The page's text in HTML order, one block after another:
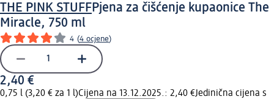
THE PINK STUFFPjena za čišćenje kupaonice The
Miracle, 750 ml
4 (4 ocjene)
2,40 €
0,75 l (3,20 € za 1 l)Cijena na 13.12.2025.: 2,40 €Jedinična cijena s